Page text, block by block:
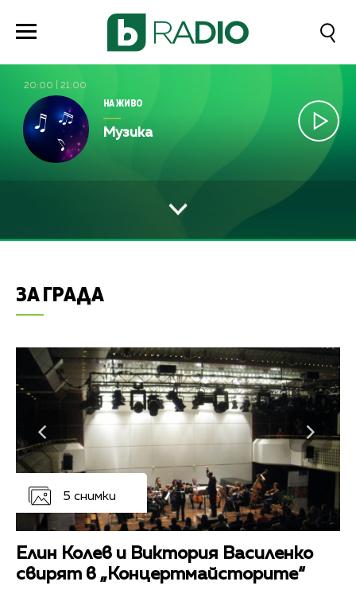
20:00 21:00
НА ЖИВО
Музика
ЗА ГРАДА
5 снимки
Елин Колев и Виктория Василенко
свирят в „Концертмайсторите“